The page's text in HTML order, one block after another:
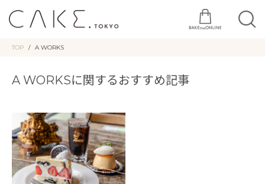
TOP A WORKS
A WORKSに関するおすすめ記事